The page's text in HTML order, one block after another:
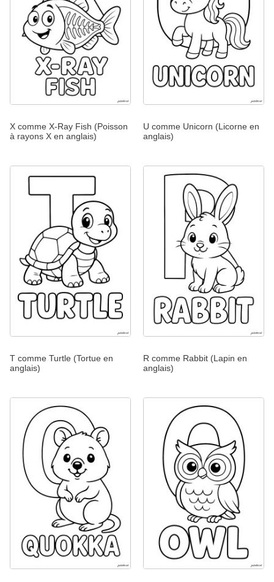
X comme X-Ray Fish (Poisson
à rayons X en anglais)
U comme Unicorn (Licorne en
anglais)
T comme Turtle (Tortue en
anglais)
R comme Rabbit (Lapin en
anglais)